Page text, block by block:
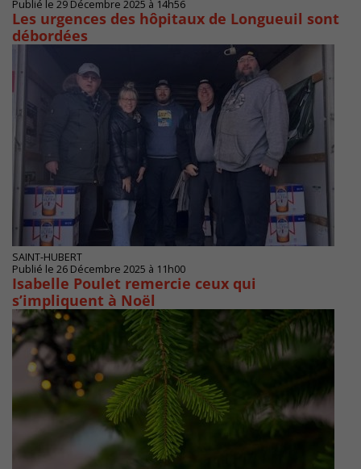
Publié le 29 Décembre 2025 à 14h56
Les urgences des hôpitaux de Longueuil sont
débordées
SAINT-HUBERT
Publié le 26 Décembre 2025 à 11h00
Isabelle Poulet remercie ceux qui
s’impliquent à Noël